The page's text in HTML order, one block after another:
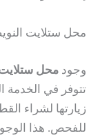
محل ستلايت
وجود محل
تتوفر في الخدمة
زيارتها لشراء
للفحص. هذا